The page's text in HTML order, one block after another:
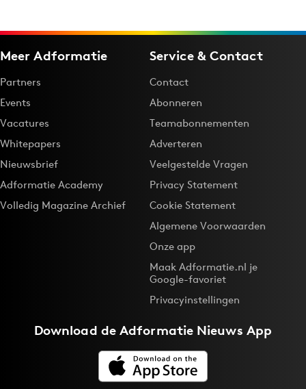
Meer Adformatie
Partners
Events
Vacatures
Whitepapers
Nieuwsbrief
Adformatie Academy
Volledig Magazine Archief
Service & Contact
Contact
Abonneren
Teamabonnementen
Adverteren
Veelgestelde Vragen
Privacy Statement
Cookie Statement
Algemene Voorwaarden
Onze app
Maak Adformatie.nl je
Google-favoriet
Privacyinstellingen
Download deAdformatie Nieuws App